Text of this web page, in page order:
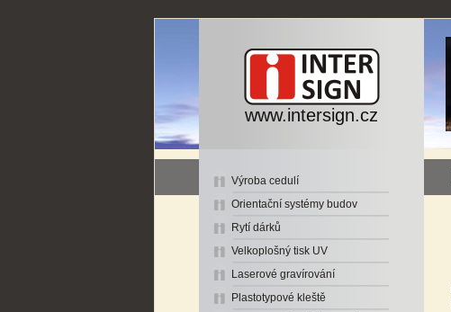
www.intersign.cz
Výroba cedulí
Orientační systémy budov
Rytí dárků
Velkoplošný tisk UV
Laserové gravírování
Plastotypové kleště